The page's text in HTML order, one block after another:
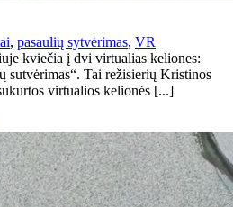
, pasaulių sytvėrimas, VR
kviečia į dvi virtualias keliones:
sutvėrimas“. Tai režisierių Kristinos
virtualios kelionės [...]